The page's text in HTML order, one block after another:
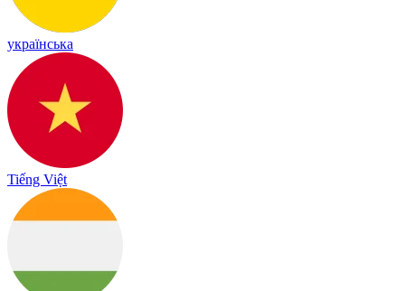
українська
Tiếng Việt